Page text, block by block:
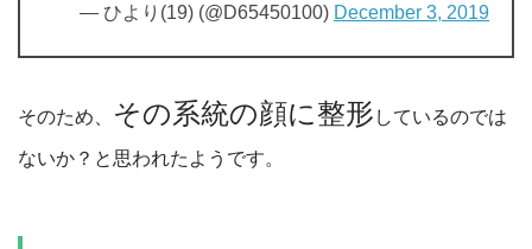
— ひより(19) (@D65450100) December 3, 2019
そのため、 その系統の顔に整形 しているのでは
ないか？と思われたようです。